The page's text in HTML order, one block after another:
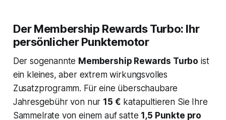
Der Membership Rewards Turbo: Ihr
persönlicher Punktemotor
Der sogenannte Membership Rewards Turbo ist
ein kleines, aber extrem wirkungsvolles
Zusatzprogramm. Für eine überschaubare
Jahresgebühr von nur 15 € katapultieren Sie Ihre
Sammelrate von einem auf satte 1,5 Punkte pro